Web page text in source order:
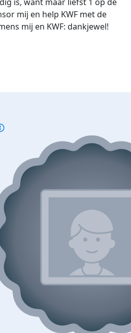
mij en help KWF met de
mij en KWF: dankjewel!